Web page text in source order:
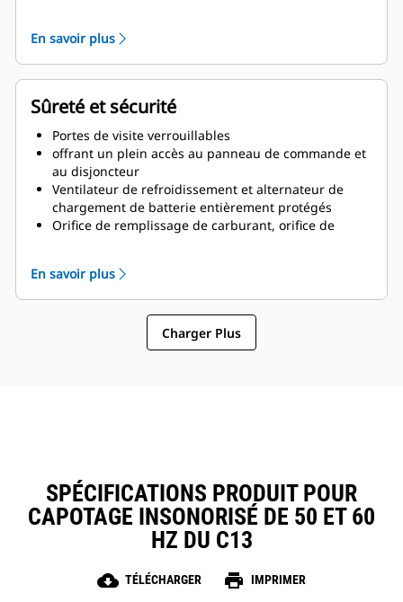
Vidanges d'huile de lubrification et de liquide de
refroidissement acheminées vers l'extérieur du
capotage et robinets de vidange raccordés
Couvercle de l'orifice de remplissage du radiateur
En savoir plus
Sûreté et sécurité
Portes de visite verrouillables
offrant un plein accès au panneau de commande et
au disjoncteur
Ventilateur de refroidissement et alternateur de
chargement de batterie entièrement protégés
Orifice de remplissage de carburant, orifice de
Bouton d'arrêt d'urgence monté à l'extérieur
Conçu pour le levage du palonnier en toute sécurité
Afficheur du panneau de commande
Zone de tronçons à l'épreuve des rongeurs
En savoir plus
Charger Plus
SPÉCIFICATIONS PRODUIT POUR
CAPOTAGE INSONORISÉ DE 50 ET 60
HZ DU C13
cloud_download TÉLÉCHARGER print IMPRIMER